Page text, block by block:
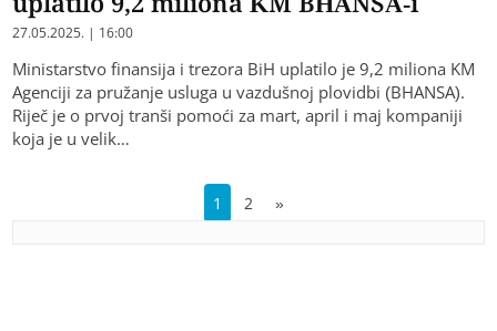
27.05.2025. | 16:00
Ministarstvo finansija i trezora BiH uplatilo je 9,2 miliona KM
Agenciji za pružanje usluga u vazdušnoj plovidbi (BHANSA).
Riječ je o prvoj tranši pomoći za mart, april i maj kompaniji
koja je u velik…
1 2 »